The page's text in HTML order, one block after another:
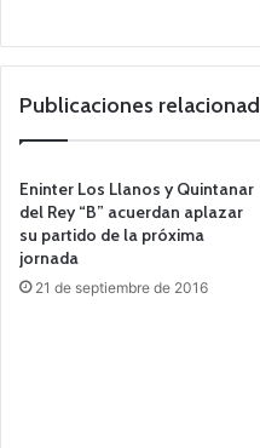
Publicaciones
Eninter Los Llanos y Quintanar
del Rey “B” acuerdan aplazar
su partido de la próxima
jornada
21 de septiembre de 2016